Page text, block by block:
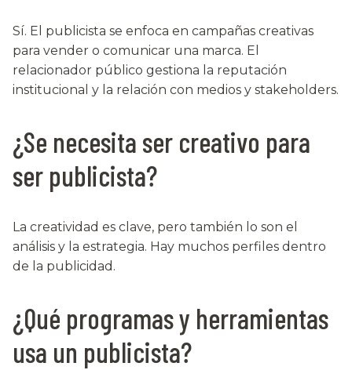
Sí. El publicista se enfoca en campañas creativas
para vender o comunicar una marca. El
relacionador público gestiona la reputación
institucional y la relación con medios y stakeholders.
¿Se necesita ser creativo para
ser publicista?
La creatividad es clave, pero también lo son el
análisis y la estrategia. Hay muchos perfiles dentro
de la publicidad.
¿Qué programas y herramientas
usa un publicista?